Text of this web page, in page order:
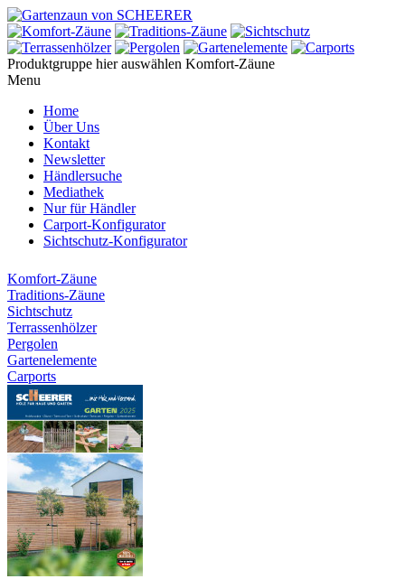
Produktgruppe hier auswählen Komfort-Zäune
Menu
Home
Über Uns
Kontakt
Newsletter
Händlersuche
Mediathek
Nur für Händler
Carport-Konfigurator
Sichtschutz-Konfigurator
Komfort-Zäune
Traditions-Zäune
Sichtschutz
Terrassenhölzer
Pergolen
Gartenelemente
Carports